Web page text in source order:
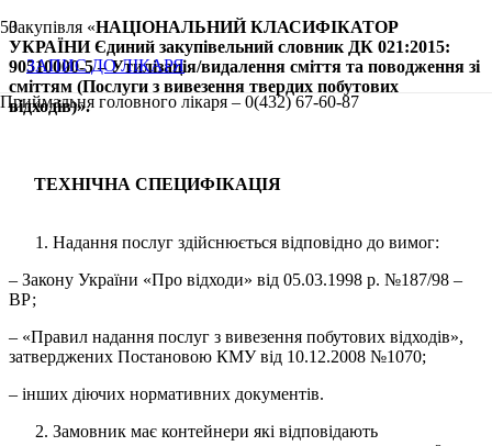
ЗАПИС ДО ЛІКАРЯ
Приймальня головного лікаря – 0(432) 67-60-87
Закупівля «НАЦІОНАЛЬНИЙКЛАСИФІКАТОР
УКРАЇНИЄдиний закупівельний словник ДК 021:2015:
90510000-5 –Утилізація/видалення сміття та поводження зі
сміттям (Послуги з вивезення твердих побутових
відходів)».
ТЕХНІЧНА СПЕЦИФІКАЦІЯ
Надання послуг здійснюється відповідно до вимог:
– Закону України «Про відходи» від 05.03.1998 р. №187/98 –
ВР;
– «Правил надання послуг з вивезення побутових відходів»,
затверджених Постановою КМУ від 10.12.2008 №1070;
– інших діючих нормативних документів.
Замовник має контейнери які відповідають